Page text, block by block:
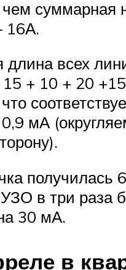
суммарная
16А.
всех
15 + 10 + 20
мА
получилась
в три раза
30 мА.
в